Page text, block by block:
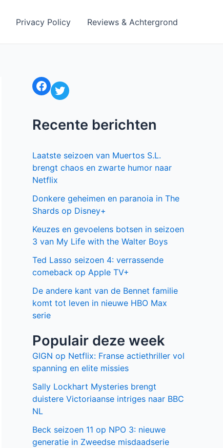
Privacy Policy Reviews & Achtergrond
Facebook Twitter
Recente berichten
Laatste seizoen van Muertos S.L.
brengt chaos en zwarte humor naar
Netflix
Donkere geheimen en paranoia in The
Shards op Disney+
Keuzes en gevoelens botsen in seizoen
3 van My Life with the Walter Boys
Ted Lasso seizoen 4: verrassende
comeback op Apple TV+
De andere kant van de Bennet familie
komt tot leven in nieuwe HBO Max
serie
Populair deze week
GIGN op Netflix: Franse actiethriller vol
spanning en elite missies
Sally Lockhart Mysteries brengt
duistere Victoriaanse intriges naar BBC
NL
Beck seizoen 11 op NPO 3: nieuwe
generatie in Zweedse misdaadserie